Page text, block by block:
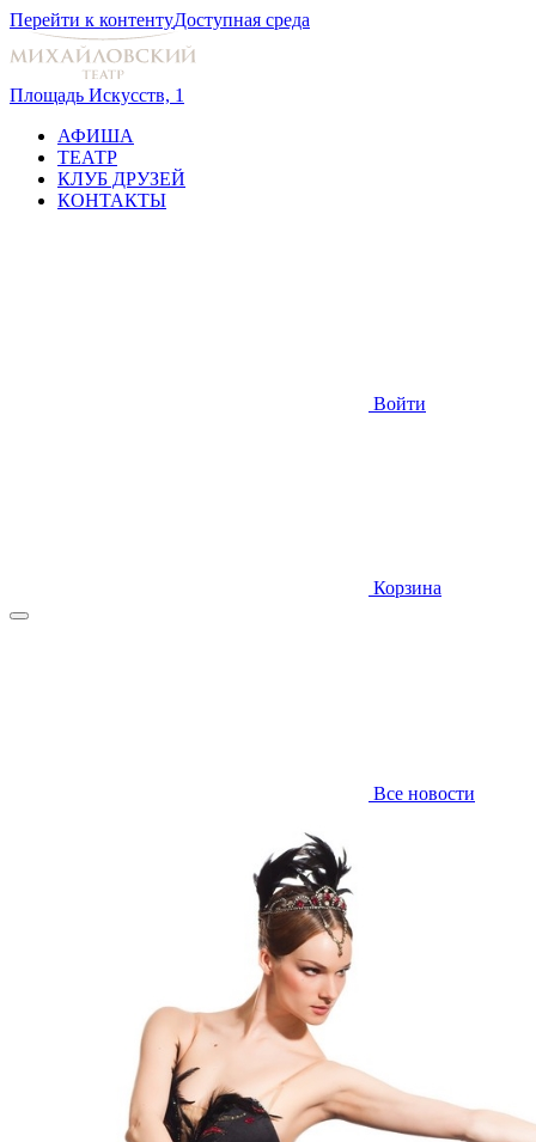
Перейти к контентуДоступная среда
Площадь Искусств, 1
АФИША
ТЕАТР
КЛУБ ДРУЗЕЙ
КОНТАКТЫ
Войти
Корзина
Все новости